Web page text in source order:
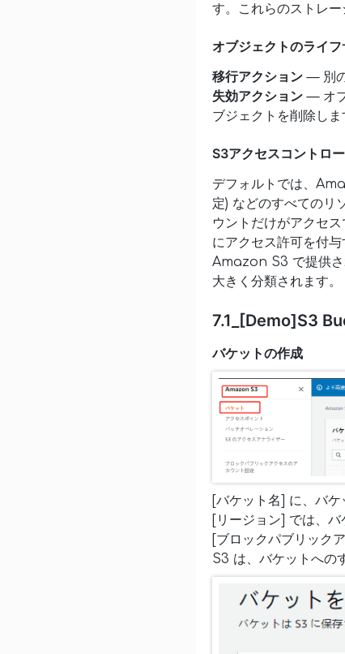
す。これらのストレ
オブジェクトのライ
移行アクション— 別の
失効アクション— オブ
ブジェクトを削除しま
S3アクセスコントロ
デフォルトでは、
定) などのすべてのリ
ウントだけがアクセ
にアクセス許可を付与
Amazon S3 で提供さ
大きく分類されます。
7.1_[Demo]S3
バケットの作成
[バケット名] に、バ
[リージョン] では、バ
[ブロックパブリック
S3 は、バケットへの